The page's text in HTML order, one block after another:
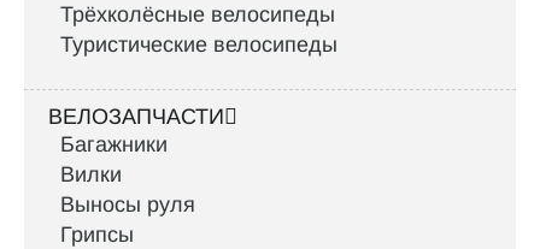
Трёхколёсные велосипеды
Туристические велосипеды
ВЕЛОЗАПЧАСТИ
Багажники
Вилки
Выносы руля
Грипсы